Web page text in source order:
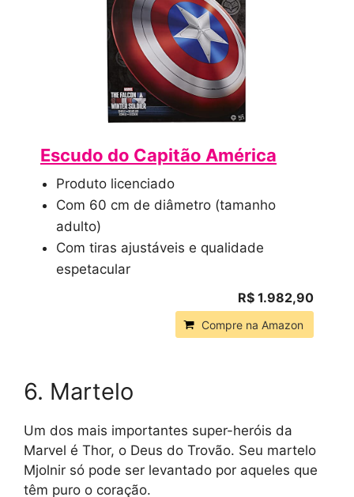
Escudo do Capitão América
Produto licenciado
Com 60 cm de diâmetro (tamanho
adulto)
Com tiras ajustáveis e qualidade
espetacular
R$ 1.982,90
Compre na Amazon
6. Martelo
Um dos mais importantes super-heróis da
Marvel é Thor, o Deus do Trovão. Seu martelo
Mjolnir só pode ser levantado por aqueles que
têm puro o coração.